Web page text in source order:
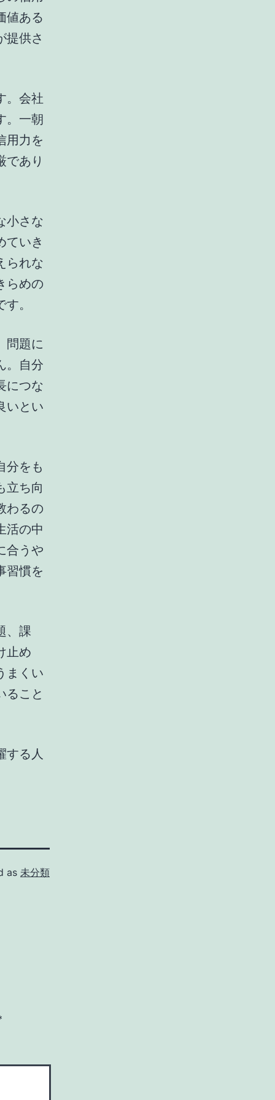
値ある
提供さ
。会社
。一朝
用力を
であり
小さな
ていき
られな
らめの
。
問題に
。自分
につな
いとい
分をも
立ち向
わるの
活の中
合うや
習慣を
、課
止め
まくい
ること
する人
as 未分類